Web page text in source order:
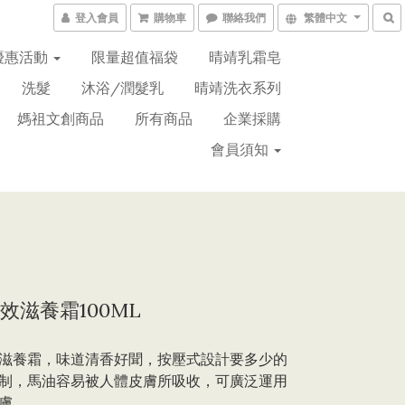
登入會員 購物車 聯絡我們 繁體中文
惠活動 限量超值福袋
晴靖乳霜皂
洗髮
沐浴/潤髮乳
晴靖洗衣系列
媽祖文創商品
所有商品
企業採購
會員須知
滋養霜100ML
養霜，味道清香好聞，按壓式設計要多少的
，馬油容易被人體皮膚所吸收，可廣泛運用